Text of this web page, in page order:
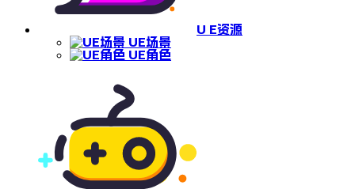
U E资源
UE场景
UE角色